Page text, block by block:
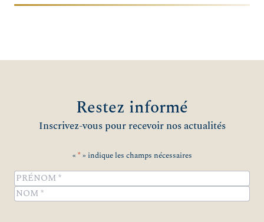
Restez informé
Inscrivez-vous pour recevoir nos actualités
« *» indique les champs nécessaires
Name*
Prénom